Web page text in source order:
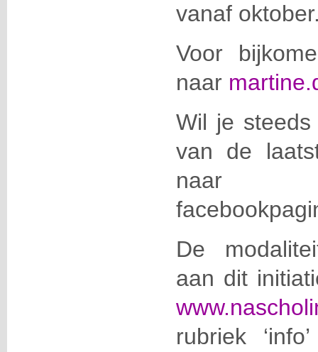
vanaf
Voor
naar
Wil je
van de
De
aan dit
rubriek